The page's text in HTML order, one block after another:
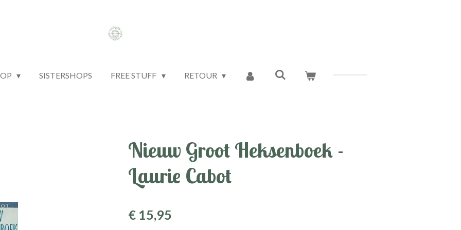
SISTERSHOPS FREE STUFF RETOUR
Nieuw Groot Heksenboek -
Laurie Cabot
€ 15,95